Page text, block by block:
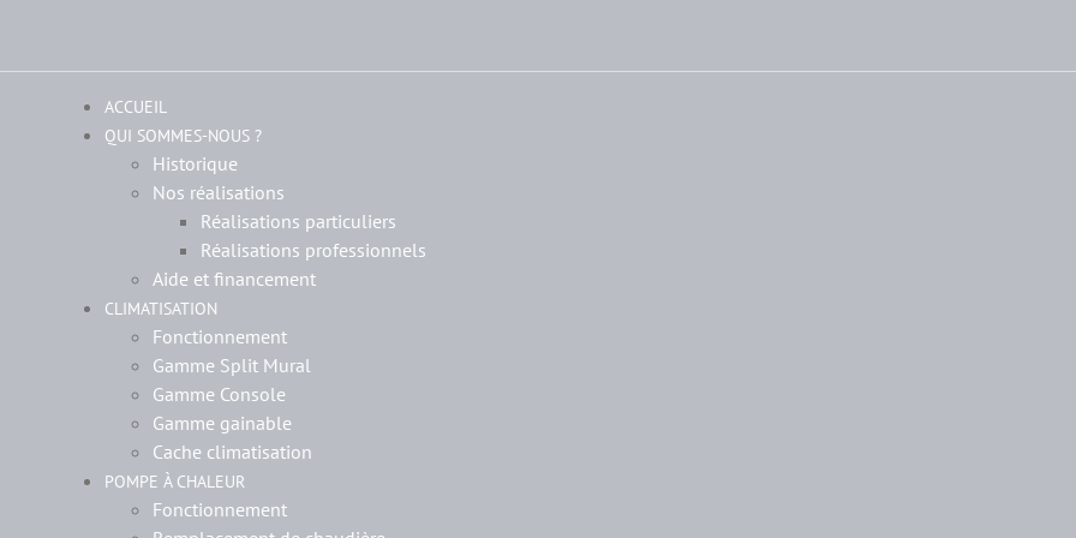
ACCUEIL
QUI SOMMES-NOUS ?
Historique
Nos réalisations
Réalisations particuliers
Réalisations professionnels
Aide et financement
CLIMATISATION
Fonctionnement
Gamme Split Mural
Gamme Console
Gamme gainable
Cache climatisation
POMPE À CHALEUR
Fonctionnement